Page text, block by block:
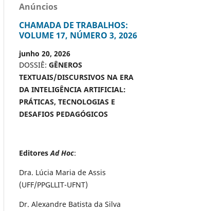
Anúncios
CHAMADA DE TRABALHOS:
VOLUME 17, NÚMERO 3, 2026
junho 20, 2026
DOSSIÊ: GÊNEROS
TEXTUAIS/DISCURSIVOS NA ERA
DA INTELIGÊNCIA ARTIFICIAL:
PRÁTICAS, TECNOLOGIAS E
DESAFIOS PEDAGÓGICOS
EditoresAd Hoc:
Dra. Lúcia Maria de Assis
(UFF/PPGLLIT-UFNT)
Dr. Alexandre Batista da Silva